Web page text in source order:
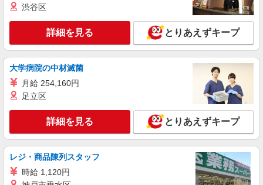
渋谷区
詳細を見る とりあえずキープ
大学病院の中材滅菌
月給 254,160円
足立区
詳細を見る とりあえずキープ
レジ・商品陳列スタッフ
時給 1,120円